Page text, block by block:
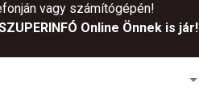
vagy számítógépén!
Online Önnek is jár!